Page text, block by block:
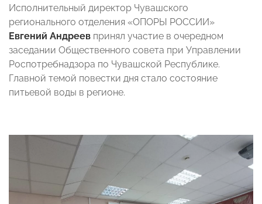
Исполнительный директор Чувашского
регионального отделения «ОПОРЫ РОССИИ»
Евгений Андреев принял участие в очередном
заседании Общественного совета при Управлении
Роспотребнадзора по Чувашской Республике.
Главной темой повестки дня стало состояние
питьевой воды в регионе.